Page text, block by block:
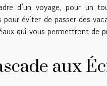
d’un voyage, pour un
pour éviter de passer des
qui vous permettront de
aux